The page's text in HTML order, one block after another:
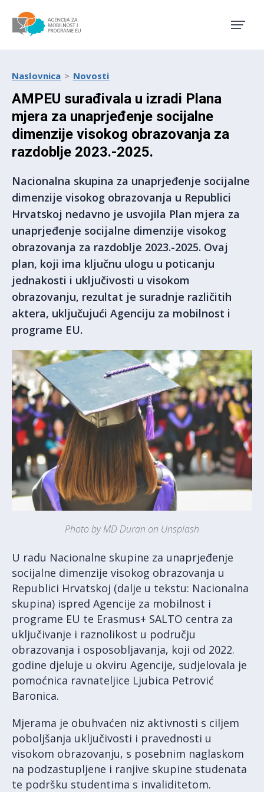
Naslovnica Novosti
AMPEU surađivala u izradi Planа
mjera za unaprjeđenje socijalne
dimenzije visokog obrazovanja za
razdoblje 2023.-2025.
Nacionalna skupina za unaprjeđenje socijalne
dimenzije visokog obrazovanja u Republici
Hrvatskoj nedavno je usvojila Plan mjera za
unaprjeđenje socijalne dimenzije visokog
obrazovanja za razdoblje 2023.-2025. Ovaj
plan, koji ima ključnu ulogu u poticanju
jednakosti i uključivosti u visokom
obrazovanju, rezultat je suradnje različitih
aktera, uključujući Agenciju za mobilnost i
programe EU.
Photo by MD Duran on Unsplash
U radu Nacionalne skupine za unaprjeđenje
socijalne dimenzije visokog obrazovanja u
Republici Hrvatskoj (dalje u tekstu: Nacionalna
skupina) ispred Agencije za mobilnost i
programe EU te Erasmus+ SALTO centra za
uključivanje i raznolikost u području
obrazovanja i osposobljavanja, koji od 2022.
godine djeluje u okviru Agencije, sudjelovala je
pomoćnica ravnateljice Ljubica Petrović
Baronica.
Mjerama je obuhvaćen niz aktivnosti s ciljem
poboljšanja uključivosti i pravednosti u
visokom obrazovanju, s posebnim naglaskom
na podzastupljene i ranjive skupine studenata
te podršku studentima s invaliditetom.